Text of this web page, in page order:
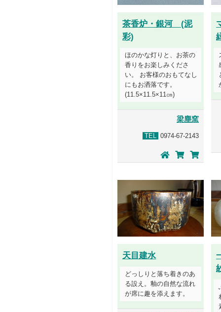
茶香炉・銀河 (泥
彩)
ほのかな灯りと、お茶の
香りをお楽しみくださ
い。 お客様のおもてなし
にもお洒落です。
(11.5×11.5×11㎝)
梁塵窯
TEL 0974-67-2143
天目建水
どっしりと落ち着きのあ
る設え。釉の自然な流れ
が席に趣を添えます。